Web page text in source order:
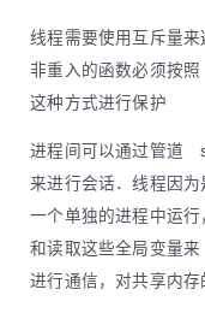
线程需要使用互斥量来
非重入的函数必须按照
这种方式进行保护
进程间可以通过管道
来进行会话．线程因为
一个单独的进程中运
和读取这些全局变量来
进行通信，对共享内